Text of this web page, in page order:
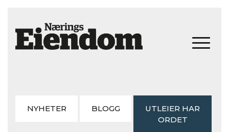
NYHETER BLOGG
UTLEIER HAR
ORDET